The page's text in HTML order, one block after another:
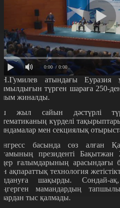
0:00 / 0:00
атындағы Еуразия
түрген шараға 250-
жиналды.
жыл сайын дәстүрлі
күрделі
мен секциялық
басында сөз алған
президенті Бақытжан
ғалымдарының арасындағы
ақпараттық технология
шақырды. Сондай-
мамандардың
тыс қалмады.